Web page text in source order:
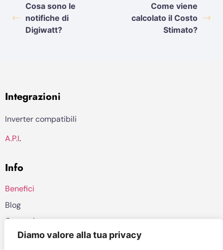
Diamo valore alla tua privacy
Cosa sono le
notifiche di
Digiwatt?
Come viene
calcolato il Costo
Stimato?
Integrazioni
Inverter compatibili
A.P.I.
Info
Benefici
Blog
Contatti
Privacy policy